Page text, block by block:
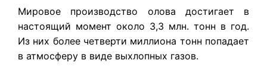
Мировое производство олова достигает в
настоящий момент около 3,3 млн. тонн в год.
Из них более четверти миллиона тонн попадает
в атмосферу в виде выхлопных газов.